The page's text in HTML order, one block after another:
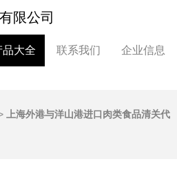
限公司
品大全 联系我们 企业信息
上海外港与洋山港进口肉类食品清关代